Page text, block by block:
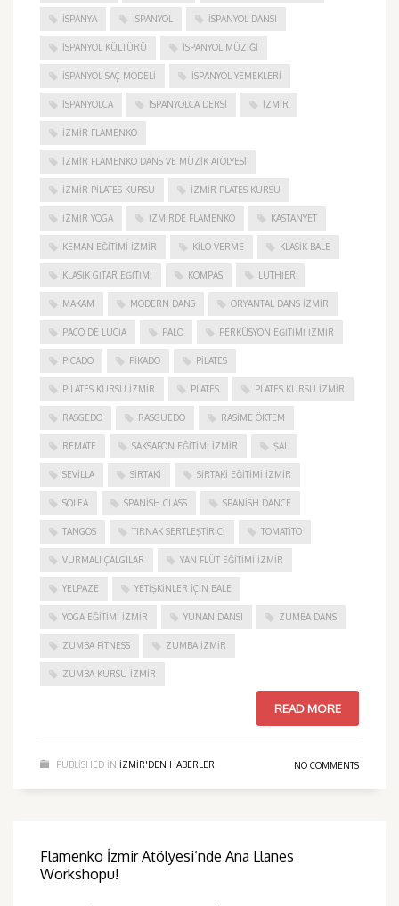
ISPANYA İSPANYOL İSPANYOL DANSI
İSPANYOL KÜLTÜRÜ İSPANYOL MÜZIĞI
İSPANYOL SAÇ MODELI İSPANYOL YEMEKLERI
İSPANYOLCA İSPANYOLCA DERSI IZMIR
IZMIR FLAMENKO
İZMIR FLAMENKO DANS VE MÜZIK ATÖLYESI
İZMIR PILATES KURSU İZMIR PLATES KURSU
İZMIR YOGA IZMIRDE FLAMENKO KASTANYET
KEMAN EĞITIMI İZMIR KILO VERME KLASIK BALE
KLASIK GITAR EĞITIMI KOMPAS LUTHIER
MAKAM MODERN DANS ORYANTAL DANS İZMIR
PACO DE LUCIA PALO PERKÜSYON EĞITIMI İZMIR
PICADO PIKADO PILATES
PILATES KURSU İZMIR PLATES PLATES KURSU İZMIR
RASGEDO RASGUEDO RASIME ÖKTEM
REMATE SAKSAFON EĞITIMI İZMIR ŞAL
SEVILLA SIRTAKI SIRTAKI EĞITIMI İZMIR
SOLEA SPANISH CLASS SPANISH DANCE
TANGOS TIRNAK SERTLEŞTIRICI TOMATITO
VURMALI ÇALGILAR YAN FLÜT EĞITIMI İZMIR
YELPAZE YETIŞKINLER IÇIN BALE
YOGA EĞITIMI İZMIR YUNAN DANSI ZUMBA DANS
ZUMBA FITNESS ZUMBA İZMIR
ZUMBA KURSU İZMIR
READ MORE
PUBLISHED IN IZMIR'DEN HABERLER NO COMMENTS
Flamenko İzmir Atölyesi’nde Ana Llanes
Workshopu!